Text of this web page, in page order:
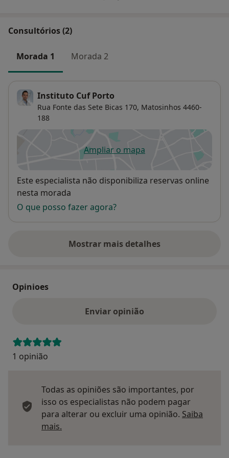
Consultórios (2)
Morada 1 Morada 2
Instituto Cuf Porto
Rua Fonte das Sete Bicas 170, Matosinhos 4460-
188
Ampliar o mapaabre num novo separador
Disponibilidade
Este especialista não disponibiliza reservas online
nesta morada
O que posso fazer agora?
Mostrar mais detalhes
sobre o endereço
Opinioes
Enviar opinião
1 opinião
Todas as opiniões são importantes, por
isso os especialistas não podem pagar
para alterar ou excluir uma opinião. Saiba
mais.